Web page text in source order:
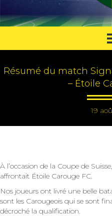
Résumé du match
– Étoile
19
À l’occasion de la Coupe de
affrontait Étoile Carouge FC.
Nos joueurs ont livré une belle
sont les Carougeois qui se sont
décroché la qualification.